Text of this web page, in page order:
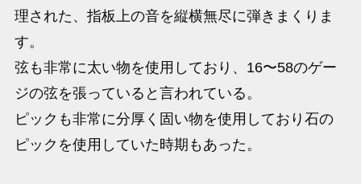
理された、指板上の音を縦横無尽に弾きまくりま
す。
弦も非常に太い物を使用しており、16〜58のゲー
ジの弦を張っていると言われている。
ピックも非常に分厚く固い物を使用しており石の
ピックを使用していた時期もあった。